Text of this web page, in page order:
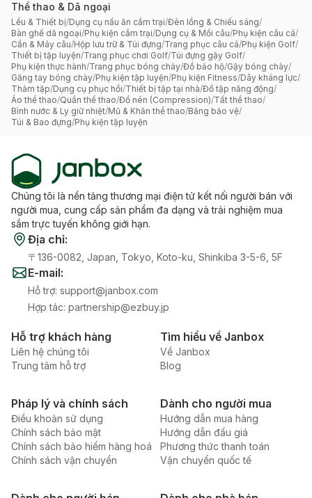
Thể thao & Dã ngoại
Lều & Thiết bị/Dụng cụ nấu ăn cắm trại/Đèn lồng & Chiếu sáng/
Bàn ghế dã ngoại/Phụ kiện cắm trại/Dụng cụ & Mồi câu/Phụ kiện câu cá/
Cần & Máy câu/Hộp lưu trữ & Túi đựng/Trang phục câu cá/Phụ kiện Golf/
Thiết bị tập luyện/Trang phục chơi Golf/Túi đựng gậy Golf/
Phụ kiện thực hành/Trang phục bóng chày/Đồ bảo hộ/Gậy bóng chày/
Găng tay bóng chày/Phụ kiện tập luyện/Phụ kiện Fitness/Dây kháng lực/
Thảm tập/Dụng cụ phục hồi/Thiết bị tập tại nhà/Đồ tập năng động/
Áo thể thao/Quần thể thao/Đồ nén (Compression)/Tất thể thao/
Bình nước & Ly giữ nhiệt/Mũ & Khăn thể thao/Băng bảo vệ/
Túi & Bao đựng/Phụ kiện tập luyện
Chúng tôi là nền tảng thương mại điện tử kết nối người bán với
người mua, cung cấp sản phẩm đa dạng và trải nghiệm mua
sắm trực tuyến không giới hạn.
Địa chỉ:
〒136-0082, Japan, Tokyo, Koto-ku, Shinkiba 3-5-6, 5F
E-mail:
Hỗ trợ: support@janbox.com
Hợp tác: partnership@ezbuy.jp
Hỗ trợ khách hàng
Liên hệ chúng tôi
Trung tâm hỗ trợ
Tìm hiểu về Janbox
Về Janbox
Blog
Pháp lý và chính sách
Điều khoản sử dụng
Chính sách bảo mật
Chính sách bảo hiểm hàng hoá
Chính sách vận chuyển
Dành cho người mua
Hướng dẫn mua hàng
Hướng dẫn đấu giá
Phương thức thanh toán
Vận chuyển quốc tế